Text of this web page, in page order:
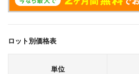
ロット別価格表
単位